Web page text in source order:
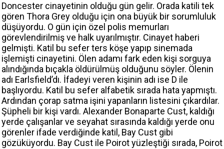
Doncester cinayetinin olduğu gün gelir. Orada katili tek
gören Thora Grey olduğu için ona büyük bir sorumluluk
düşüyordu. O gün için özel polis memurları
görevlendirilmiş ve halk uyarılmıştır. Cinayet haberi
gelmişti. Katil bu sefer ters köşe yapıp sinemada
işlemişti cinayetini. Ölen adamı fark eden kişi sorguya
alındığında bıçakla öldürülmüş olduğunu söyler. Ölenin
adı Earlsfield’dı. İfadeyi veren kişinin adı ise D ile
başlıyordu. Katil bu sefer alfabetik sırada hata yapmıştı.
Ardından çorap satma işini yapanların listesini çıkardılar.
Şüpheli bir kişi vardı. Alexander Bonaparte Cust, kaldığı
yerde çalışanlar ve seyahat sırasında kaldığı yerde onu
görenler ifade verdiğinde katil, Bay Cust gibi
gözüküyordu. Bay Cust ile Poirot yüzleştiği sırada, Poirot